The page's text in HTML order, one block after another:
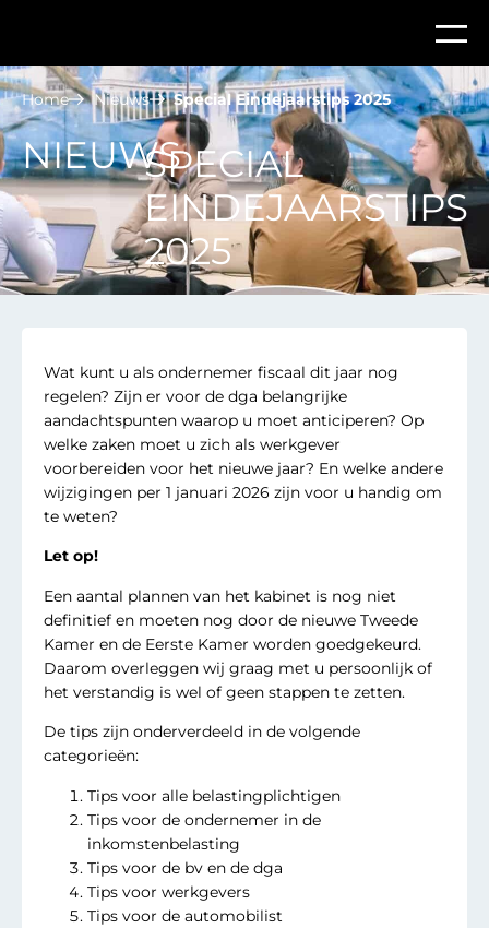
NIEUWSSPECIAL
EINDEJAARSTIPS
2025
Home Nieuws Special Eindejaarstips 2025
Wat kunt u als ondernemer fiscaal dit jaar nog
regelen? Zijn er voor de dga belangrijke
aandachtspunten waarop u moet anticiperen? Op
welke zaken moet u zich als werkgever
voorbereiden voor het nieuwe jaar? En welke andere
wijzigingen per 1 januari 2026 zijn voor u handig om
te weten?
Let op!
Een aantal plannen van het kabinet is nog niet
definitief en moeten nog door de nieuwe Tweede
Kamer en de Eerste Kamer worden goedgekeurd.
Daarom overleggen wij graag met u persoonlijk of
het verstandig is wel of geen stappen te zetten.
De tips zijn onderverdeeld in de volgende
categorieën:
Tips voor alle belastingplichtigen
Tips voor de ondernemer in de
inkomstenbelasting
Tips voor de bv en de dga
Tips voor werkgevers
Tips voor de automobilist